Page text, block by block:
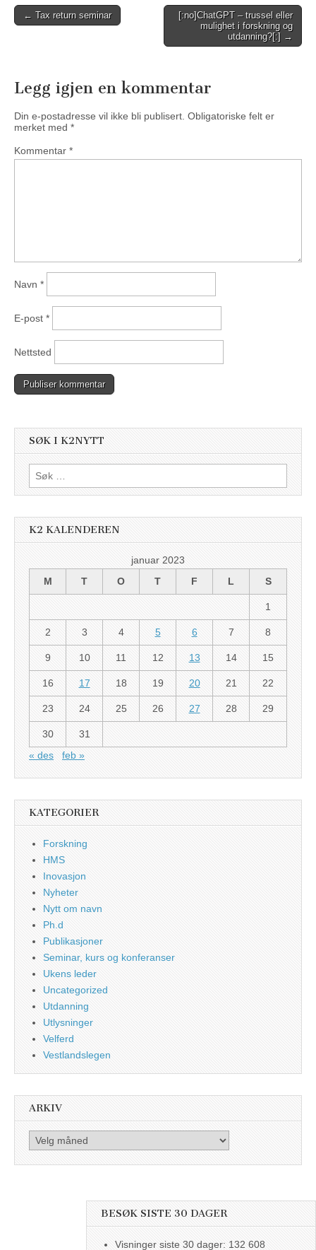
Post
← Tax return seminar
[:no]ChatGPT – trussel eller
mulighet i forskning og
utdanning?[:] →
Legg igjen en kommentar
Din e-postadresse vil ikke bli publisert. Obligatoriske felt er
merket med *
Kommentar *
Navn *
E-post *
Nettsted
SØK I K2NYTT
Søk
etter:
K2 KALENDEREN
januar 2023
M
T O T F L S
1
2 3 4 5 6 7 8
9 10 11 12 13 14 15
16 17 18 19 20 21 22
23 24 25 26 27 28 29
30
31
« des
feb »
KATEGORIER
Forskning
HMS
Inovasjon
Nyheter
Nytt om navn
Ph.d
Publikasjoner
Seminar, kurs og konferanser
Ukens leder
Uncategorized
Utdanning
Utlysninger
Velferd
Vestlandslegen
ARKIV
Arkiv
BESØK SISTE 30 DAGER
Visninger siste 30 dager: 132 608